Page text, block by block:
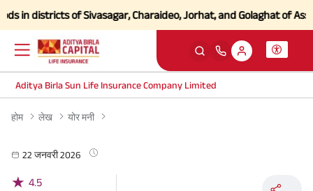
of Sivasagar, Charaideo, Jorhat, and Golaghat of Assam
Aditya Birla Sun Life Insurance Company Limited
होम लेख योर मनी
22 जनवरी 2026
★ 4.5